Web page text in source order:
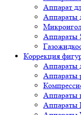
Аппарат
Аппараты
Аппараты
Коррекция
Аппараты
Аппараты
Аппараты
Аппараты